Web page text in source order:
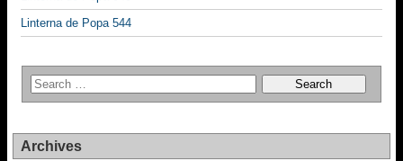
Linterna de Popa 544
Archives